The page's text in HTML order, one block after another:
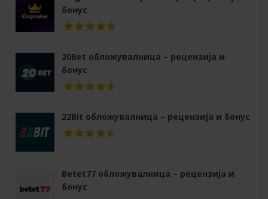
бонус
20Bet обложувалница – рецензија и
бонус
22Bit обложувалница – рецензија и бонус
Betet77 обложувалница – рецензија и
бонус